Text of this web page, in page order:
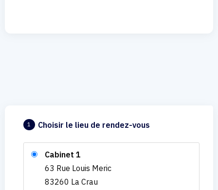
1 Choisir le lieu de rendez-vous
Cabinet 1
63 Rue Louis Meric
83260 La Crau